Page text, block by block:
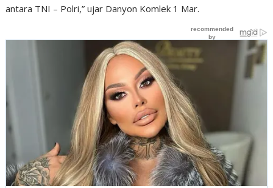
antara TNI – Polri,” ujar Danyon Komlek 1 Mar.